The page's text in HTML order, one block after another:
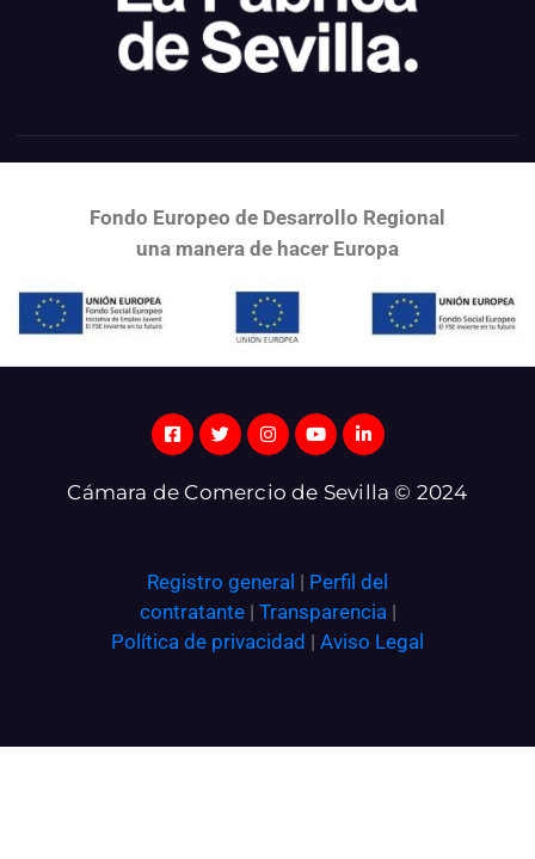
Fondo Europeo de Desarrollo Regional
una manera de hacer Europa
Cámara de Comercio de Sevilla © 2024
Registro general | Perfil del
contratante| Transparencia|
Política de privacidad | Aviso Legal